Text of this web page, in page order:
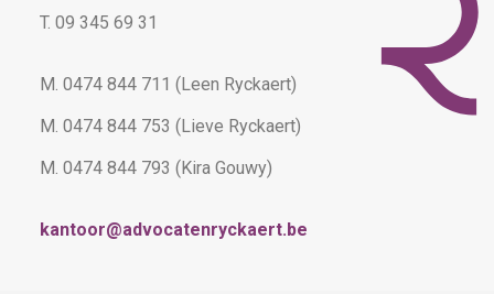
T. 09 345 69 31
M. 0474 844 711 (Leen Ryckaert)
M. 0474 844 753 (Lieve Ryckaert)
M. 0474 844 793 (Kira Gouwy)
kantoor@advocatenryckaert.be